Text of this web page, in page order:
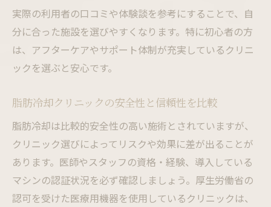
実際の利用者の口コミや体験談を参考にすることで、自
分に合った施設を選びやすくなります。特に初心者の方
は、アフターケアやサポート体制が充実しているクリニ
ックを選ぶと安心です。
脂肪冷却クリニックの安全性と信頼性を比較
脂肪冷却は比較的安全性の高い施術とされていますが、
クリニック選びによってリスクや効果に差が出ることが
あります。医師やスタッフの資格・経験、導入している
マシンの認証状況を必ず確認しましょう。厚生労働省の
認可を受けた医療用機器を使用しているクリニックは、